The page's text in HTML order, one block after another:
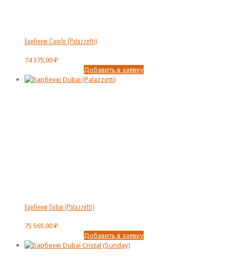
Барбекю Caorle (Palazzetti)
74 375,00₽
Добавить в заявку
Барбекю Dubai (Palazzetti)
75 565,00₽
Добавить в заявку